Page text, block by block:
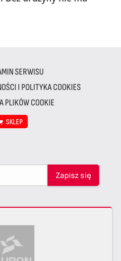
SERWISU
I POLITYKA COOKIES
PLIKÓW COOKIE
SKLEP